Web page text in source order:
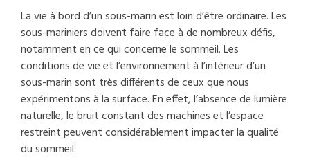
La vie à bord d’un sous-marin est loin d’être ordinaire. Les
sous-mariniers doivent faire face à de nombreux défis,
notamment en ce qui concerne le sommeil. Les
conditions de vie et l’environnement à l’intérieur d’un
sous-marin sont très différents de ceux que nous
expérimentons à la surface. En effet, l’absence de lumière
naturelle, le bruit constant des machines et l’espace
restreint peuvent considérablement impacter la qualité
du sommeil.